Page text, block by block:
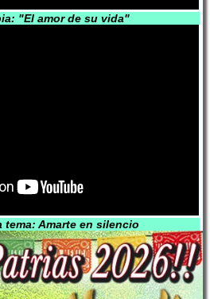
"El amor de su vida"
tema: Amarte en silencio